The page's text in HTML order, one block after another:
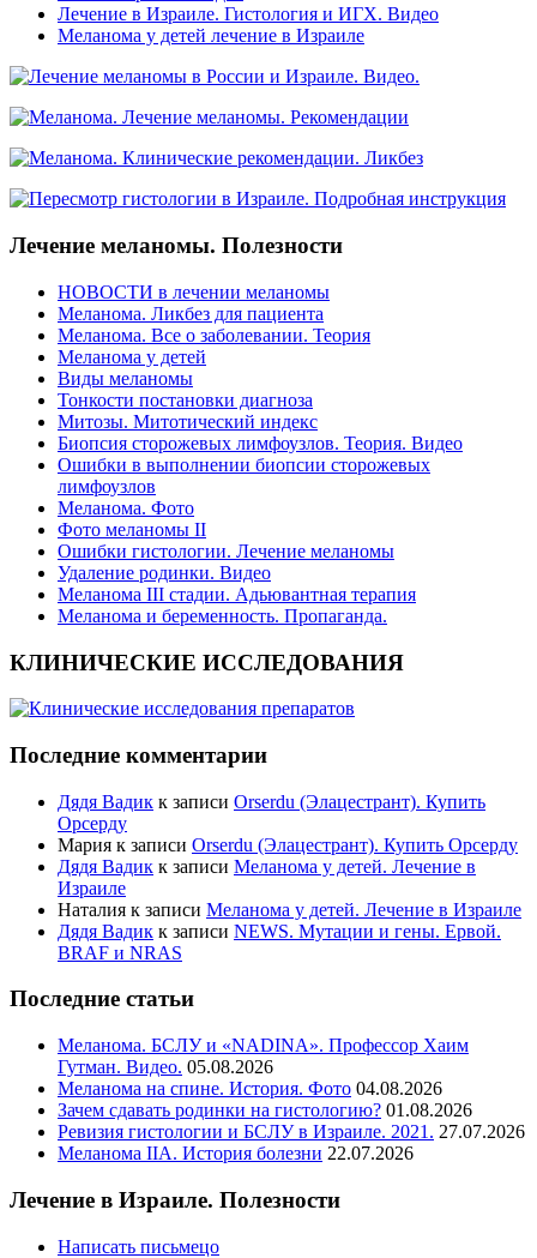
Лечение в Израиле. Гистология и ИГХ. Видео
Меланома у детей лечение в Израиле
Лечение меланомы. Полезности
НОВОСТИ в лечении меланомы
Меланома. Ликбез для пациента
Меланома. Все о заболевании. Теория
Меланома у детей
Виды меланомы
Тонкости постановки диагноза
Митозы. Митотический индекс
Биопсия сторожевых лимфоузлов. Теория. Видео
Ошибки в выполнении биопсии сторожевых
лимфоузлов
Меланома. Фото
Фото меланомы II
Ошибки гистологии. Лечение меланомы
Удаление родинки. Видео
Меланома III стадии. Адьювантная терапия
Меланома и беременность. Пропаганда.
КЛИНИЧЕСКИЕ ИССЛЕДОВАНИЯ
Последние комментарии
Дядя Вадик к записи Orserdu (Элацестрант). Купить
Орсерду
Мария к записи Orserdu (Элацестрант). Купить Орсерду
Дядя Вадик к записи Меланома у детей. Лечение в
Израиле
Наталия к записи Меланома у детей. Лечение в Израиле
Дядя Вадик к записи NEWS. Мутации и гены. Ервой.
BRAF и NRAS
Последние статьи
Меланома. БСЛУ и «NADINA». Профессор Хаим
Гутман. Видео. 05.08.2026
Меланома на спине. История. Фото 04.08.2026
Зачем сдавать родинки на гистологию? 01.08.2026
Ревизия гистологии и БСЛУ в Израиле. 2021. 27.07.2026
Меланома IIА. История болезни 22.07.2026
Лечение в Израиле. Полезности
Написать письмецо